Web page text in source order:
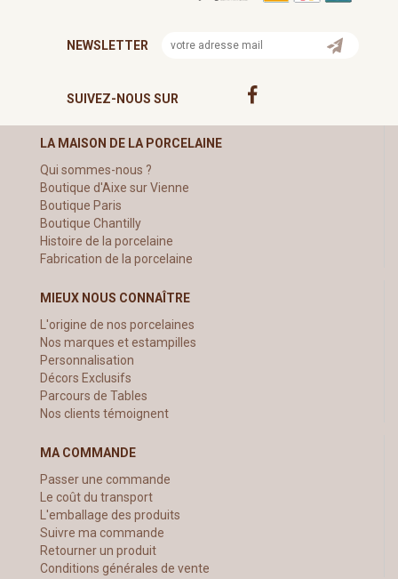
NEWSLETTER
SUIVEZ-NOUS SUR
LA MAISON DE LA PORCELAINE
Qui sommes-nous ?
Boutique d'Aixe sur Vienne
Boutique Paris
Boutique Chantilly
Histoire de la porcelaine
Fabrication de la porcelaine
MIEUX NOUS CONNAÎTRE
L'origine de nos porcelaines
Nos marques et estampilles
Personnalisation
Décors Exclusifs
Parcours de Tables
Nos clients témoignent
MA COMMANDE
Passer une commande
Le coût du transport
L'emballage des produits
Suivre ma commande
Retourner un produit
Conditions générales de vente